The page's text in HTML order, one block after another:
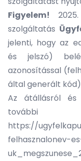
Figyelem!
szolgáltatás
jelenti, hogy az
és jelszó)
azonosítással
által generált
Az átállásról és
https://
felhasznalonev-